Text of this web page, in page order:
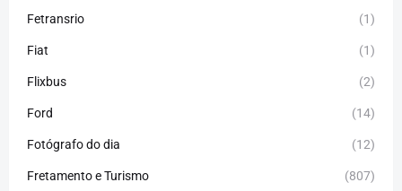
Fetransrio (1)
Fiat (1)
Flixbus (2)
Ford (14)
Fotógrafo do dia (12)
Fretamento e Turismo (807)